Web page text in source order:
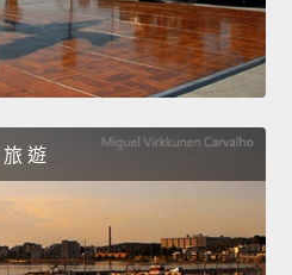
旅 遊